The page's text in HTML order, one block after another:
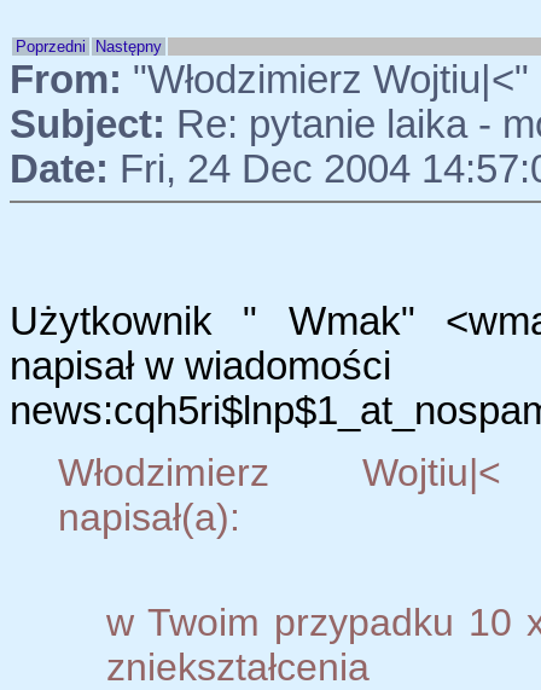
Poprzedni Następny
From: "Włodzimierz
Subject: Re: pytanie laika -
Date: Fri, 24 Dec 2004
Użytkownik " Wmak"
napisał w wiadomości
Włodzimierz Wojtiu|<
napisał(a):
w Twoim przypadku 10
zniekształcenia